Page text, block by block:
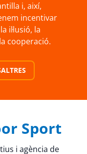
i, així,
incentivar
il·lusió, la
cooperació.
Sport
i agència de